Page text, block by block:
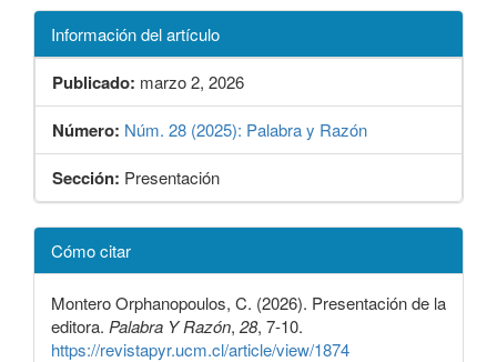
Información del artículo
Publicado: marzo 2, 2026
Número: Núm. 28 (2025): Palabra y Razón
Sección: Presentación
Detalles
del
artículo
Cómo citar
Montero Orphanopoulos, C. (2026). Presentación de la
editora. Palabra Y Razón, 28, 7-10.
https://revistapyr.ucm.cl/article/view/1874